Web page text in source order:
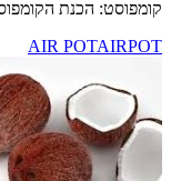
קומפוסט: הכנת
AIR POTAIRPOT